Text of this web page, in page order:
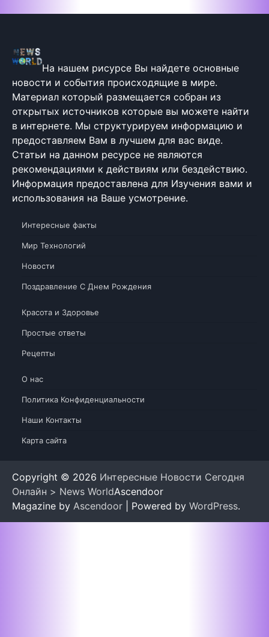
На нашем рисурсе Вы найдете основные
новости и события происходящие в мире.
Материал который размещается собран из
открытых источников которые вы можете найти
в интернете. Мы структурируем информацию и
предоставляем Вам в лучшем для вас виде.
Статьи на данном ресурсе не являются
рекомендациями к действиям или бездействию.
Информация предоставлена для Изучения вами и
использования на Ваше усмотрение.
Интересные факты
Мир Технологий
Новости
Поздравление С Днем Рождения
Красота и Здоровье
Простые ответы
Рецепты
О нас
Политика Конфиденциальности
Наши Контакты
Карта сайта
Copyright © 2026 Интересные Новости Сегодня
Онлайн > News WorldAscendoor
Magazine by Ascendoor | Powered by WordPress.